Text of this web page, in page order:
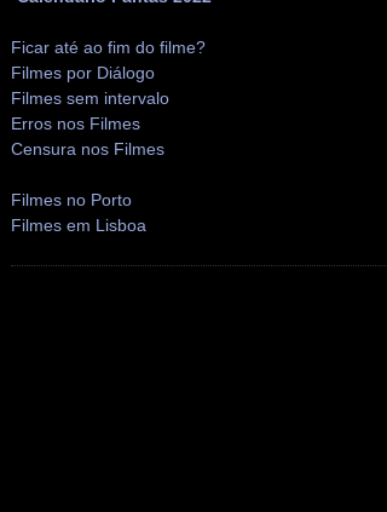
Ficar até ao fim do filme?
Filmes por Diálogo
Filmes sem intervalo
Erros nos Filmes
Censura nos Filmes
Filmes no Porto
Filmes em Lisboa